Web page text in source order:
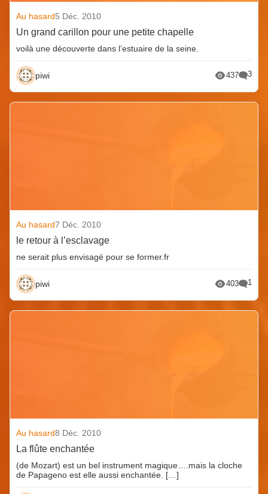
Au hasard5 Déc. 2010
Un grand carillon pour une petite chapelle
voilà une découverte dans l’estuaire de la seine.
piwi 437 3
Au hasard7 Déc. 2010
le retour à l’esclavage
ne serait plus envisagé pour se former.fr
piwi 403 1
Au hasard8 Déc. 2010
La flûte enchantée
(de Mozart) est un bel instrument magique….mais la cloche
de Papageno est elle aussi enchantée. […]